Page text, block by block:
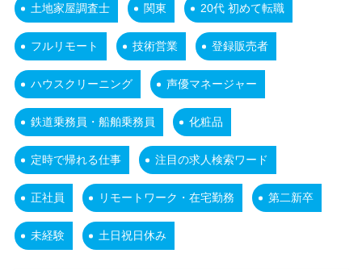
土地家屋調査士 関東 20代 初めて転職
フルリモート 技術営業 登録販売者
ハウスクリーニング 声優マネージャー
鉄道乗務員・船舶乗務員 化粧品
定時で帰れる仕事 注目の求人検索ワード
正社員 リモートワーク・在宅勤務 第二新卒
未経験 土日祝日休み